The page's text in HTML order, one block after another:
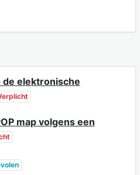
elektronische
map volgens een